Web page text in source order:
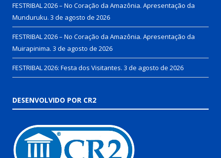
FESTRIBAL 2026 – No Coração da Amazônia. Apresentação da
Munduruku. 3 de agosto de 2026
FESTRIBAL 2026 – No Coração da Amazônia. Apresentação da
Muirapinima. 3 de agosto de 2026
FESTRIBAL 2026: Festa dos Visitantes. 3 de agosto de 2026
DESENVOLVIDO POR CR2